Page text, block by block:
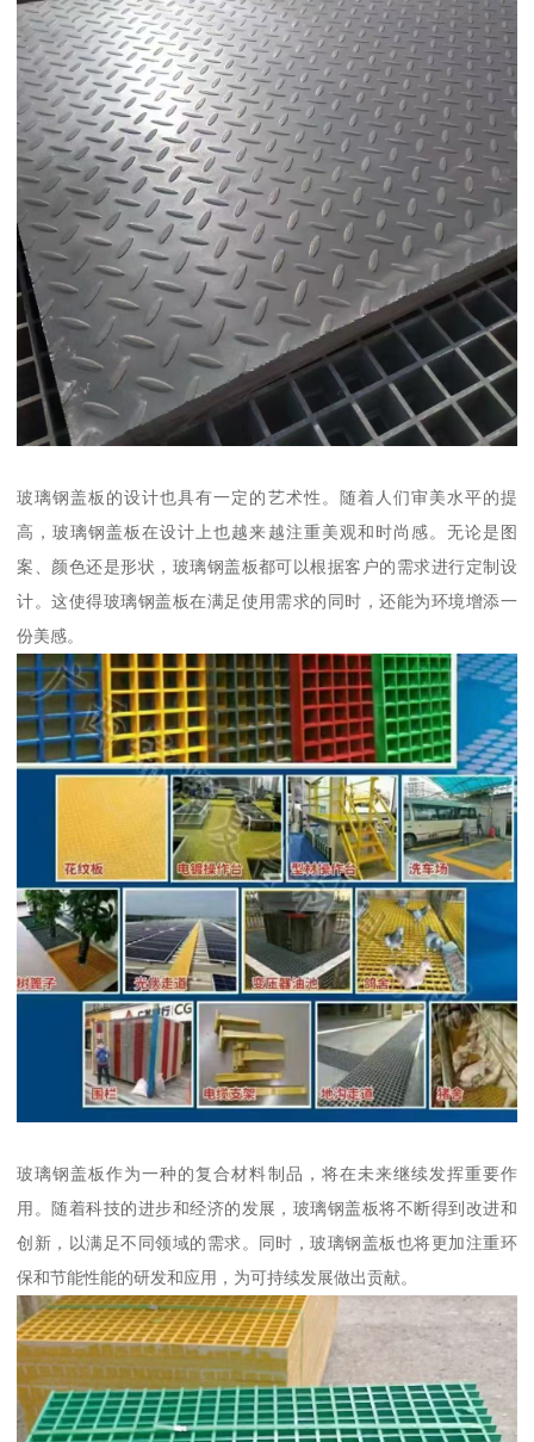
玻璃钢盖板的设计也具有一定的艺术性。随着人们审美水平的提
高，玻璃钢盖板在设计上也越来越注重美观和时尚感。无论是图
案、颜色还是形状，玻璃钢盖板都可以根据客户的需求进行定制设
计。这使得玻璃钢盖板在满足使用需求的同时，还能为环境增添一
份美感。
玻璃钢盖板作为一种的复合材料制品，将在未来继续发挥重要作
用。随着科技的进步和经济的发展，玻璃钢盖板将不断得到改进和
创新，以满足不同领域的需求。同时，玻璃钢盖板也将更加注重环
保和节能性能的研发和应用，为可持续发展做出贡献。